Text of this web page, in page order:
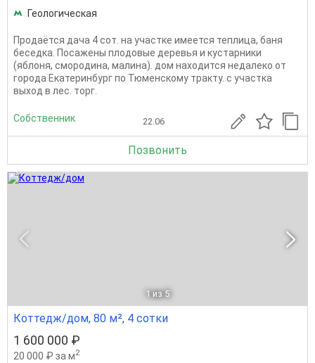
Геологическая
Продаётся дача 4 сот. на участке имеется теплица, баня
беседка. Посажены плодовые деревья и кустарники
(яблоня, смородина, малина). дом находится недалеко от
города Екатеринбург по Тюменскому тракту. с участка
выход в лес. торг.
Собственник 22.06
Позвонить
1 из 5
Коттедж/дом, 80 м², 4 сотки
1 600 000 ₽
20 000 ₽ за м2